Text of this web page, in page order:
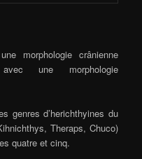
morphologie crânienne
avec une morphologie
genres d’herichthyines du
Theraps, Chuco)
quatre et cinq.